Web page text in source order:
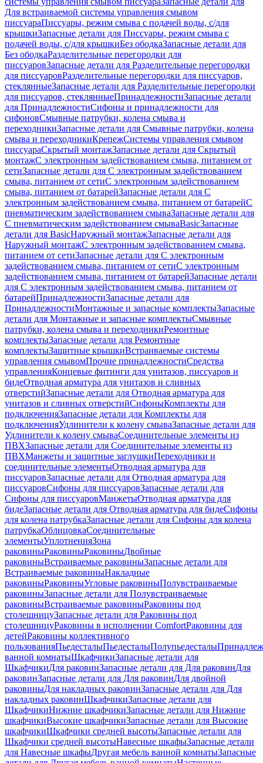
Для встраиваемой системы управления смывом
писсуараПиссуары, режим смыва с подачей воды, с/для
крышкиЗапасные детали для Писсуары, режим смыва с
подачей воды, с/для крышкиБез ободкаЗапасные детали для
Без ободкаРазделительные перегородки для
писсуаровЗапасные детали для Разделительные перегородки
для писсуаровРазделительные перегородки для писсуаров,
стеклянныеЗапасные детали для Разделительные перегородки
для писсуаров, стеклянныеПринадлежностиЗапасные детали
для ПринадлежностиСифоны и принадлежности для
сифоновСмывные патрубки, колена смыва и
переходникиЗапасные детали для Смывные патрубки, колена
смыва и переходникиКрепежСистемы управления смывом
писсуараСкрытый монтажЗапасные детали для Скрытый
монтажС электронным задействованием смыва, питанием от
сетиЗапасные детали для С электронным задействованием
смыва, питанием от сетиС электронным задействованием
смыва, питанием от батарейЗапасные детали для С
электронным задействованием смыва, питанием от батарейС
пневматическим задействованием смываЗапасные детали для
С пневматическим задействованием смываBasicЗапасные
детали для BasicНаружный монтажЗапасные детали для
Наружный монтажС электронным задействованием смыва,
питанием от сетиЗапасные детали для С электронным
задействованием смыва, питанием от сетиС электронным
задействованием смыва, питанием от батарейЗапасные детали
для С электронным задействованием смыва, питанием от
батарейПринадлежностиЗапасные детали для
ПринадлежностиМонтажные и запасные комплектыЗапасные
детали для Монтажные и запасные комплектыСмывные
патрубки, колена смыва и переходникиРемонтные
комплектыЗапасные детали для Ремонтные
комплектыЗащитные крышкиВстраиваемые системы
управления смывомПрочие принадлежностиСредства
управленияКонцевые фитинги для унитазов, писсуаров и
бидеОтводная арматура для унитазов и сливных
отверстийЗапасные детали для Отводная арматура для
унитазов и сливных отверстийСифоныКомплекты для
подключенияЗапасные детали для Комплекты для
подключенияУдлинители к колену смываЗапасные детали для
Удлинители к колену смываСоединительные элементы из
ПВХЗапасные детали для Соединительные элементы из
ПВХМанжеты и защитные заглушкиПереходники и
соединительные элементыОтводная арматура для
писсуаровЗапасные детали для Отводная арматура для
писсуаровCифоны для писсуаровЗапасные детали для
Cифоны для писсуаровМанжетыОтводная арматура для
бидеЗапасные детали для Отводная арматура для бидеСифоны
для колена патрубкаЗапасные детали для Сифоны для колена
патрубкаОблицовкаСоединительные
элементыУплотненияЗона
раковиныРаковиныРаковиныДвойные
раковиныВстраиваемые раковиныЗапасные детали для
Встраиваемые раковиныНакладные
раковиныРаковиныУгловые раковиныПолувстраиваемые
раковиныЗапасные детали для Полувстраиваемые
раковиныВстраиваемые раковиныРаковины под
столешницуЗапасные детали для Раковины под
столешницуРаковины в исполнении ComfortPаковины для
детейРаковины коллективного
пользованияПьедесталыПьедесталыПолупьедесталы
ванной комнатыШкафчикиЗапасные детали для
ШкафчикиДля раковинЗапасные детали для Для раковинДля
раковинЗапасные детали для Для раковинДля двойной
раковиныДля накладных pаковинЗапасные детали для Для
накладных pаковинШкафчикиЗапасные детали для
ШкафчикиНижние шкафчикиЗапасные детали для Нижние
шкафчикиВысокие шкафчикиЗапасные детали для Высокие
шкафчикиШкафчики средней высотыЗапасные детали для
Шкафчики средней высотыНавесные шкафыЗапасные детали
для Навесные шкафыДругая мебель ванной комнатыЗапасные